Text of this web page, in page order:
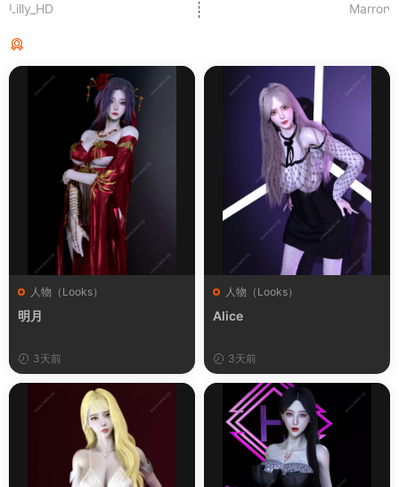
Lilly_HD Marron
人物（Looks）
明月
3天前
人物（Looks）
Alice
3天前